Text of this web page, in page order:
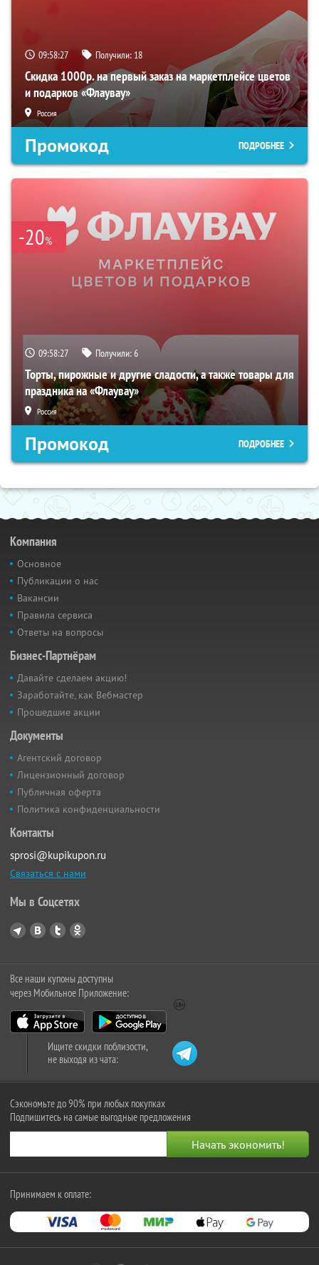
09:58:26 Получили: 18
Скидка 1000р. на первый заказ на маркетплейсе цветов
и подарков «Флаувау»
Россия
Промокод ПОДРОБНЕЕ
-20%
09:58:26 Получили:6
Торты, пирожные и другие сладости, а также товары для
праздника на «Флаувау»
Россия
Промокод ПОДРОБНЕЕ
Компания
Основное
Публикации о нас
Вакансии
Правила сервиса
Ответы на вопросы
Бизнес-Партнёрам
Давайте сделаем акцию!
Заработайте, как Вебмастер
Прошедшие акции
Документы
Агентский договор
Лицензионный договор
Публичная оферта
Политика конфиденциальности
Контакты
sprosi@kupikupon.ru
Связаться с нами
Мы в Соцсетях
Все наши купоны доступны
через Мобильное Приложение:
Ищите скидки поблизости,
не выходя из чата:
Сэкономьте до 90% при любых покупках
Подпишитесь на самые выгодные предложения
Принимаем к оплате: